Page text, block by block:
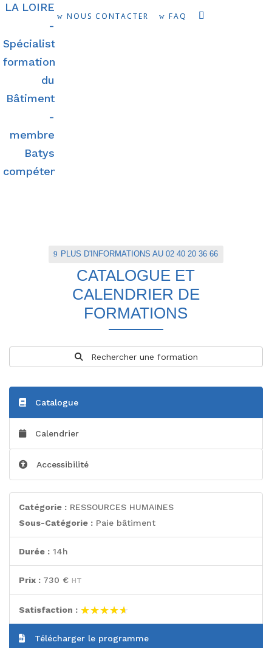
NOUS CONTACTER FAQ
PLUS D'INFORMATIONS AU 02 40 20 36 66
CATALOGUE ET
CALENDRIER DE
FORMATIONS
Rechercher une formation
Catalogue
Calendrier
Accessibilité
Catégorie : RESSOURCES HUMAINES
Sous-Catégorie : Paie bâtiment
Durée : 14h
Prix : 730 € HT
Satisfaction : ★★★★★
★★★★★
Télécharger le programme